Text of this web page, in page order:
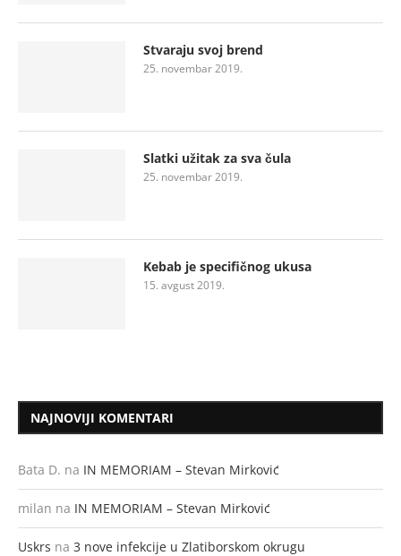
Stvaraju svoj brend
25. novembar 2019.
Slatki užitak za sva čula
25. novembar 2019.
Kebab je specifičnog ukusa
15. avgust 2019.
NAJNOVIJI KOMENTARI
Bata D. na IN MEMORIAM – Stevan Mirković
milan na IN MEMORIAM – Stevan Mirković
Uskrs na 3 nove infekcije u Zlatiborskom okrugu